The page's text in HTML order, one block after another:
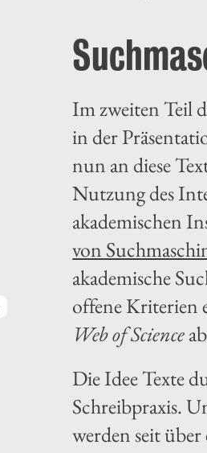
Im zweiten Teil
in der
nun an diese
Nutzung des
akademischen
von
akademische
offene Kriterien
Web of Science
Die Idee Texte
Schreibpraxis.
werden seit